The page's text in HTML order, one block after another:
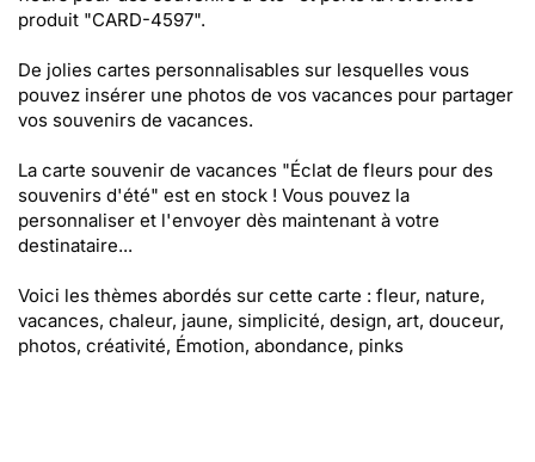
produit "CARD-4597".
De jolies cartes personnalisables sur lesquelles vous
pouvez insérer une photos de vos vacances pour partager
vos souvenirs de vacances.
La carte souvenir de vacances "Éclat de fleurs pour des
souvenirs d'été" est en stock ! Vous pouvez la
personnaliser et l'envoyer dès maintenant à votre
destinataire...
Voici les thèmes abordés sur cette carte : fleur, nature,
vacances, chaleur, jaune, simplicité, design, art, douceur,
photos, créativité, Émotion, abondance, pinks